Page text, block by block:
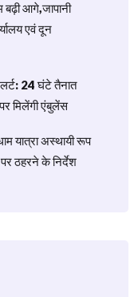
बढ़ी आगे,जापानी
एवं दून
24 घंटे तैनात
मिलेंगी एंबुलेंस
यात्रा अस्थायी रूप
पर ठहरने के निर्देश